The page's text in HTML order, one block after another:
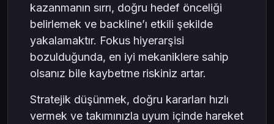
kazanmanın sırrı, doğru hedef önceliği
belirlemek ve backline’ı etkili şekilde
yakalamaktır. Fokus hiyerarşisi
bozulduğunda, en iyi mekaniklere sahip
olsanız bile kaybetme riskiniz artar.
Stratejik düşünmek, doğru kararları hızlı
vermek ve takımınızla uyum içinde hareket